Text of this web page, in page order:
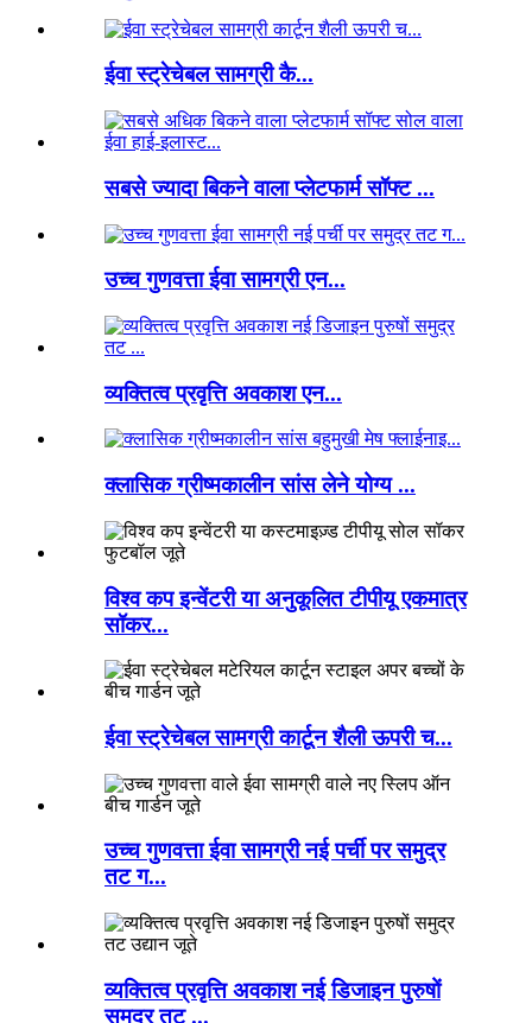
ईवा स्ट्रेचेबल सामग्री कै...
सबसे ज्यादा बिकने वाला प्लेटफार्म सॉफ्ट ...
उच्च गुणवत्ता ईवा सामग्री एन...
व्यक्तित्व प्रवृत्ति अवकाश एन...
क्लासिक ग्रीष्मकालीन सांस लेने योग्य ...
विश्व कप इन्वेंटरी या अनुकूलित टीपीयू एकमात्र
सॉकर...
ईवा स्ट्रेचेबल सामग्री कार्टून शैली ऊपरी च...
उच्च गुणवत्ता ईवा सामग्री नई पर्ची पर समुद्र
तट ग...
व्यक्तित्व प्रवृत्ति अवकाश नई डिजाइन पुरुषों
समुद्र तट ...